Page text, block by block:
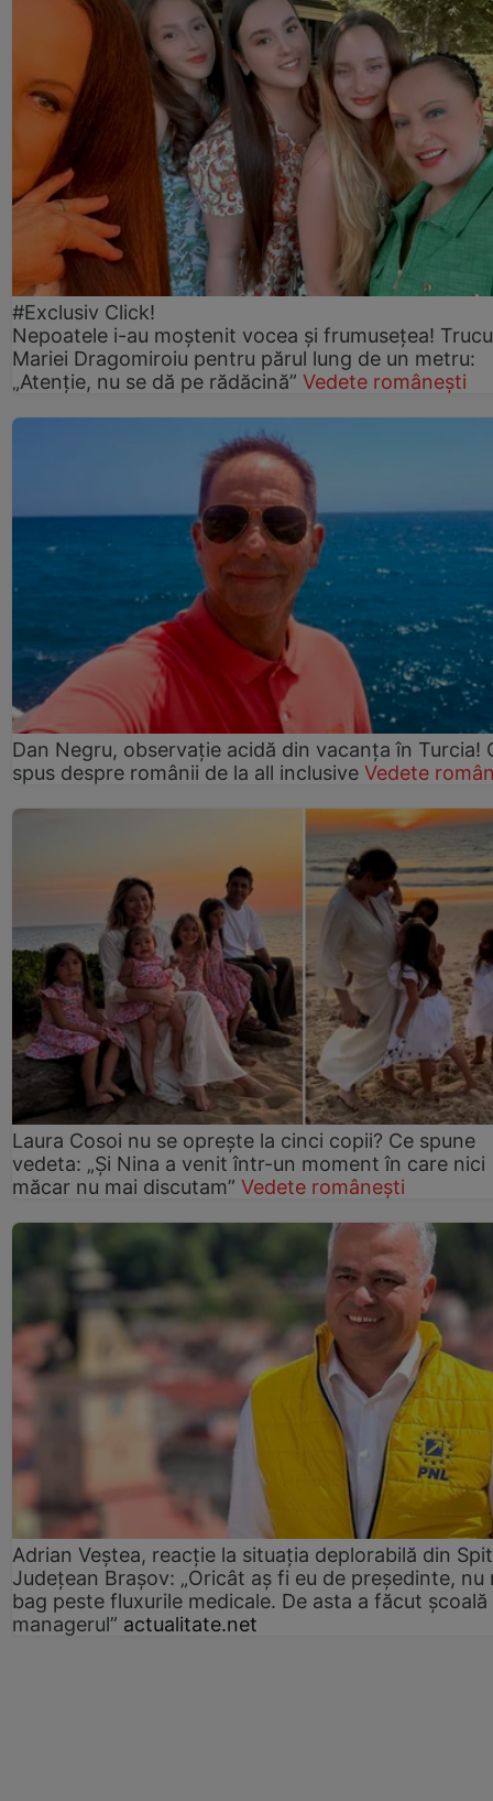
#Exclusiv Click!
Nepoatele i-au moștenit vocea și frumusețea!
Mariei Dragomiroiu pentru părul lung de un metru:
„Atenție, nu se dă pe rădăcină” Vedete românești
Dan Negru, observație acidă din vacanța în Turcia!
spus despre românii de la all inclusive Vedete
Laura Cosoi nu se oprește la cinci copii? Ce spune
vedeta: „Și Nina a venit într-un moment în care nici
măcar nu mai discutam” Vedete românești
Adrian Veștea, reacție la situația deplorabilă din
Județean Brașov: „Oricât aș fi eu de președinte, nu
bag peste fluxurile medicale. De asta a făcut școală
managerul” actualitate.net